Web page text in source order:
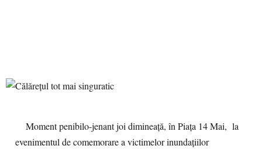
Moment penibilo-jenant joi dimineață, în Piața 14 Mai, la
evenimentul de comemorare a victimelor inundațiilor